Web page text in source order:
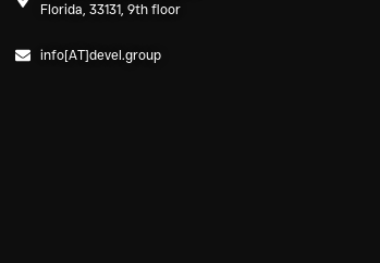
Florida, 33131, 9th floor
info[AT]devel.group